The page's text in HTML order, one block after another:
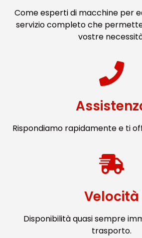
Come esperti di macchine per
servizio completo che
vostre
Rispondiamo rapidamente e ti
Velocità
Disponibilità quasi sempre
trasporto.